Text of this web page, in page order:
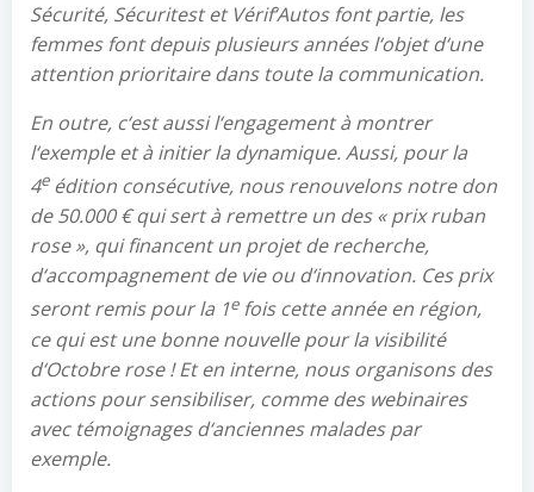
Sécurité, Sécuritest et Vérif‘Autos font partie, les
femmes fontdepuisplusieurs annéesl‘objet d‘une
attention prioritaire dans toutela communication.
En outre, c‘est aussil‘engagementà montrer
l‘exempleetà initier la dynamique. Aussi, pour la
4e édition consécutive, nous renouvelons notre don
de 50.000€qui sert à remettreun des « prix ruban
rose », qui financentun projet de recherche,
d‘accompagnement de vieou d‘innovation. Ces prix
seront remis pourla 1efois cette annéeen région,
ce qui est une bonne nouvelle pour la visibilité
d‘Octobre rose ! Et en interne, nous organisons des
actions pour sensibiliser, comme des webinaires
avec témoignages d‘anciennes malades par
exemple.